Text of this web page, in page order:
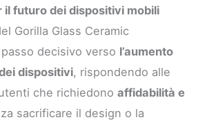
il futuro dei dispositivi mobili
Gorilla Glass Ceramic
decisivo verso l’aumento
dispositivi, rispondendo alle
che richiedonoaffidabilità e
sacrificare il design o la